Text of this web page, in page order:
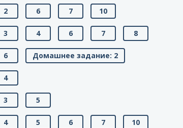
2 6 7 10
3 4 6 7 8
6 Домашнее задание: 2
4
3 5
4 5 6 7 10